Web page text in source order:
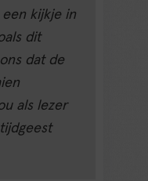
een kijkje in
dit
dat de
als lezer